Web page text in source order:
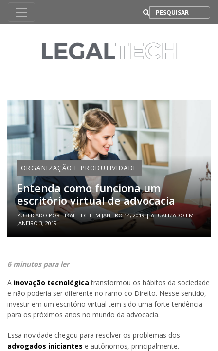
ORGANIZAÇÃO E PRODUTIVIDADE
Entenda como funciona um
escritório virtual de advocacia
PUBLICADO PORTIKAL TECH EM JANEIRO 14, 2019| ATUALIZADO EM
JANEIRO 3, 2019
6 minutos para ler
A inovação tecnológica transformou os hábitos da sociedade
e não poderia ser diferente no ramo do Direito. Nesse sentido,
investir em um escritório virtual tem sido uma forte tendência
para os próximos anos no mundo da advocacia.
Essa novidade chegou para resolver os problemas dos
advogados iniciantes e autônomos, principalmente.